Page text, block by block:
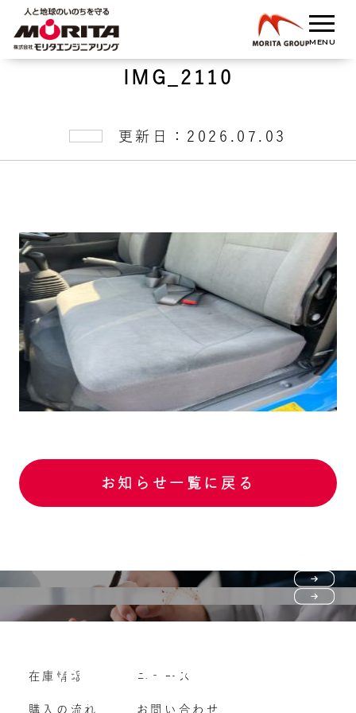
IMG_2110
更新日：2026.07.03
お知らせ一覧に戻る
購入の流れ
よくいただくご質問
Vehicle purchase
車両買い取り
在庫情報
購入の流れ
ニュース
お問い合わせ